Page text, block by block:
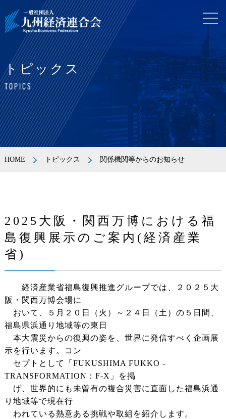
トピックス
TOPICS
HOME トピックス 関係機関等からのお知らせ
2025大阪・関西万博における福
島復興展示のご案内(経済産業
省)
経済産業省福島復興推進グループでは、２０２５大
阪・関西万博会場に
おいて、５月２０日（火）～２４日（土）の５日間、
福島県浜通り地域等の東日
本大震災からの復興の姿を、世界に発信すべく企画展
示を行います。コン
セプトとして「FUKUSHIMA FUKKO -
TRANSFORMATION：F-X」を掲
げ、世界的にも未曽有の複合災害に直面した福島浜通
り地域等で現在行
われている熱意ある挑戦や取組を紹介します。